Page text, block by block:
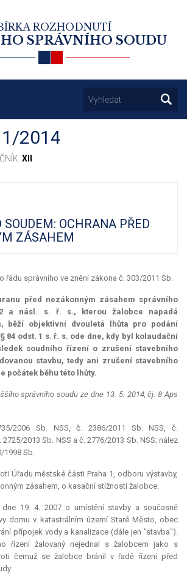
ROZHODNUTÍ
SPRÁVNÍHO SOUDU
2014
XII
SOUDEM: OCHRANA PŘED
ZÁSAHEM
řádu správního ve znění zákona č. 303/2011 Sb.
před nezákonným zásahem správního
a násl. s. ř. s., kterou žalobce napadá
běží objektivní dvouletá lhůta pro podání
84 odst. 1 s. ř. s. ode dne, kdy byl kolaudační
soudního řízení o zrušení stavebního
stavbu, tedy ani zrušení stavebního
počátek běhu této lhůty.
správního soudu ze dne 13. 5. 2014, čj. 8 Aps
2006 Sb. NSS, č. 2386/2011 Sb. NSS, č.
2725/2013 Sb. NSS a č. 2776/2013 Sb. NSS; nález
1998 Sb.
Úřadu městské části Praha 1, odboru výstavby,
zásahem, o kasační stížnosti žalobce.
dne 19. 4. 2007 o umístění stavby a současně
domu v katastrálním území Staré Město, obec
přípojek vody a kanalizace (dále jen "stavba").
řízení žalovaný nejednal s žalobcem jako s
čemuž se žalobce bránil v řadě řízení před